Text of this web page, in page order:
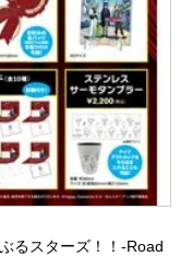
るスターズ！！-Road